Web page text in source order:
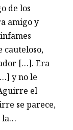
de los
amigo y
cauteloso,
[…]. Era
y no le
el
se parece,
la…